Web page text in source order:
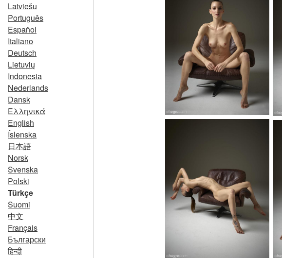
Latviešu
Português
Español
Italiano
Deutsch
Lietuvių
Indonesia
Nederlands
Dansk
Ελληνικά
English
Íslenska
日本語
Norsk
Svenska
Polski
Türkçe
Suomi
中文
Français
Български
हिन्दी